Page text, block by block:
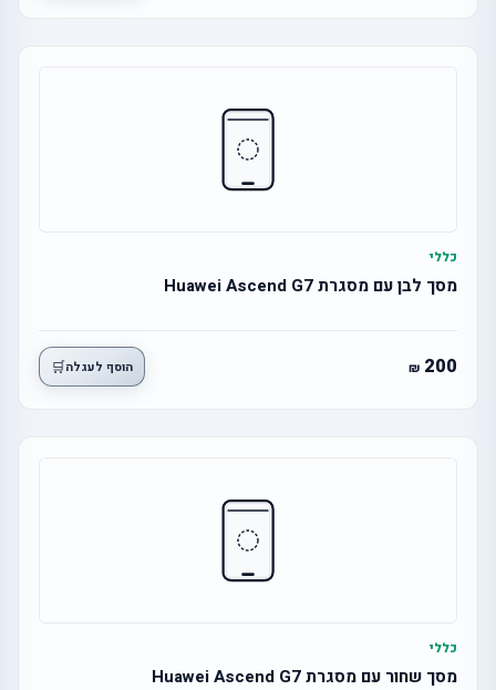
כללי
מסך לבן עם מסגרת Huawei Ascend G7
200 הוסף לעגלה🛒
כללי
מסך שחור עם מסגרת Huawei Ascend G7